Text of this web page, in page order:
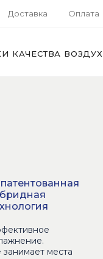
Доставка Оплата
КАЧЕСТВА
занимает места